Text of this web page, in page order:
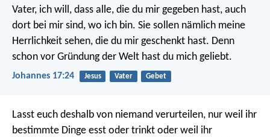
Vater, ich will, dass alle, die du mir gegeben hast, auch
dort bei mir sind, wo ich bin. Sie sollen nämlich meine
Herrlichkeit sehen, die du mir geschenkt hast. Denn
schon vor Gründung der Welt hast du mich geliebt.
Johannes 17:24 Jesus Vater Gebet
Lasst euch deshalb von niemand verurteilen, nur weil ihr
bestimmte Dinge esst oder trinkt oder weil ihr